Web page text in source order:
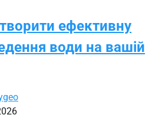
ефективну
води на вашій